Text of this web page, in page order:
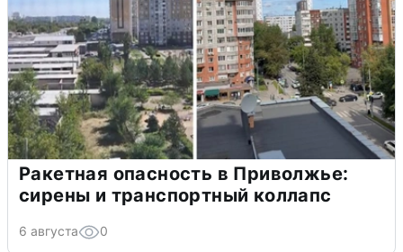
Ракетная опасность в Приволжье:
сирены и транспортный коллапс
6 августа 0